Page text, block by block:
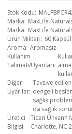
Stok Kodu
Marka MaxLife
Marka MaxLife
Ürün Miktarı 60 Kapsül
Aroma Aromasız
Kullanım
Talimatı/Uyarıları
Diğer
Uyarılar
Tavsiye
dengeli
sağlık
da sağlık
Üretici
Bilgisi
Ticari Ünvan=
Charlotte, NC